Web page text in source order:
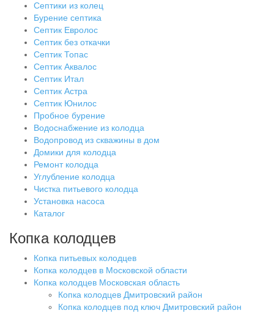
Септики из колец
Бурение септика
Септик Евролос
Септик без откачки
Септик Топас
Септик Аквалос
Септик Итал
Септик Астра
Септик Юнилос
Пробное бурение
Водоснабжение из колодца
Водопровод из скважины в дом
Домики для колодца
Ремонт колодца
Углубление колодца
Чистка питьевого колодца
Установка насоса
Каталог
Копка колодцев
Копка питьевых колодцев
Копка колодцев в Московской области
Копка колодцев Московская область
Копка колодцев Дмитровский район
Копка колодцев под ключ Дмитровский район